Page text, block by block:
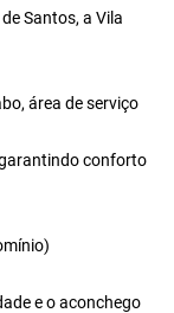
Santos, a Vila
área de serviço
conforto
e o aconchego